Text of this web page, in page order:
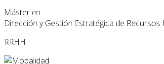
Máster en
Dirección y Gestión Estratégica de Recursos
RRHH